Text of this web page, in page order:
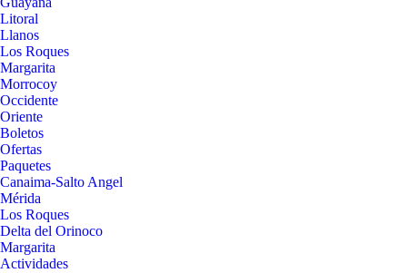
Litoral
Llanos
Los Roques
Margarita
Morrocoy
Occidente
Oriente
Boletos
Ofertas
Paquetes
Canaima-Salto Angel
Mérida
Los Roques
Delta del Orinoco
Margarita
Actividades